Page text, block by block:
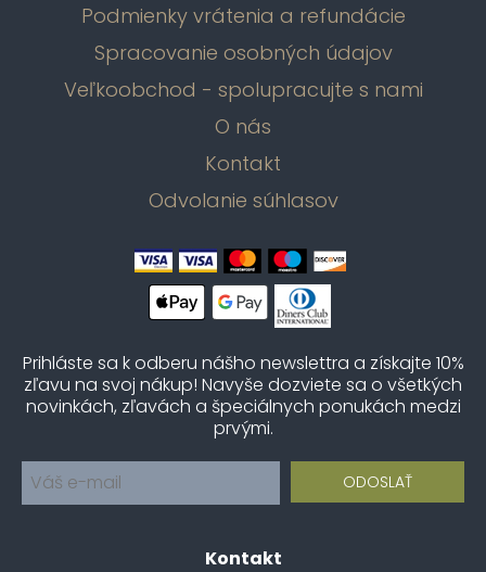
Podmienky vrátenia a refundácie
Spracovanie osobných údajov
Veľkoobchod - spolupracujte s nami
O nás
Kontakt
Odvolanie súhlasov
Prihláste sa k odberu nášho newslettra a získajte 10%
zľavu na svoj nákup! Navyše dozviete sa o všetkých
novinkách, zľavách a špeciálnych ponukách medzi
prvými.
Kontakt